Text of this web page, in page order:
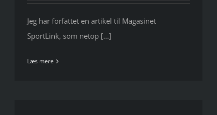
Jeg har forfattet en artikel til Magasinet
SportLink, som netop [...]
Læs mere